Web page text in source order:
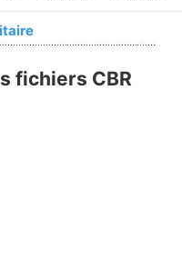
fichiers CBR